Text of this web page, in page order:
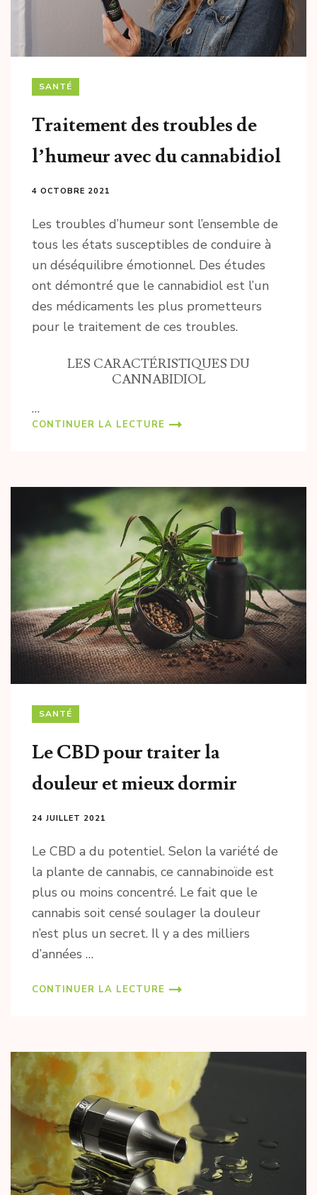
SANTÉ
Traitement des troubles de
l’humeur avec du cannabidiol
4 OCTOBRE 2021
Les troubles d’humeur sont l’ensemble de
tous les états susceptibles de conduire à
un déséquilibre émotionnel. Des études
ont démontré que le cannabidiol est l’un
des médicaments les plus prometteurs
pour le traitement de ces troubles.
LES CARACTÉRISTIQUES DU
CANNABIDIOL
…
CONTINUER LA LECTURE
SANTÉ
Le CBD pour traiter la
douleur et mieux dormir
24 JUILLET 2021
Le CBD a du potentiel. Selon la variété de
la plante de cannabis, ce cannabinoïde est
plus ou moins concentré. Le fait que le
cannabis soit censé soulager la douleur
n’est plus un secret. Il y a des milliers
d’années …
CONTINUER LA LECTURE